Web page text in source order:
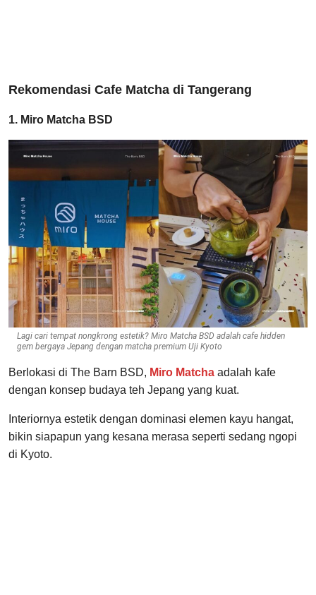
Rekomendasi Cafe Matcha di Tangerang
1. Miro Matcha BSD
Lagi cari tempat nongkrong estetik? Miro Matcha BSD adalah cafe hidden
gem bergaya Jepang dengan matcha premium Uji Kyoto
Berlokasi di The Barn BSD, Miro Matcha adalah kafe
dengan konsep budaya teh Jepang yang kuat.
Interiornya estetik dengan dominasi elemen kayu hangat,
bikin siapapun yang kesana merasa seperti sedang ngopi
di Kyoto.